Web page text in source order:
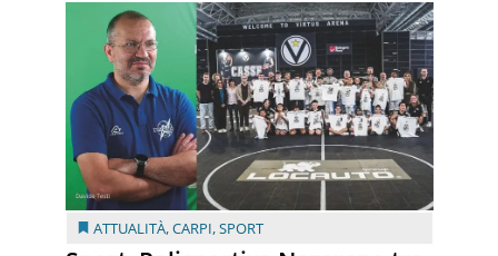
ATTUALITÀ,CARPI,SPORT